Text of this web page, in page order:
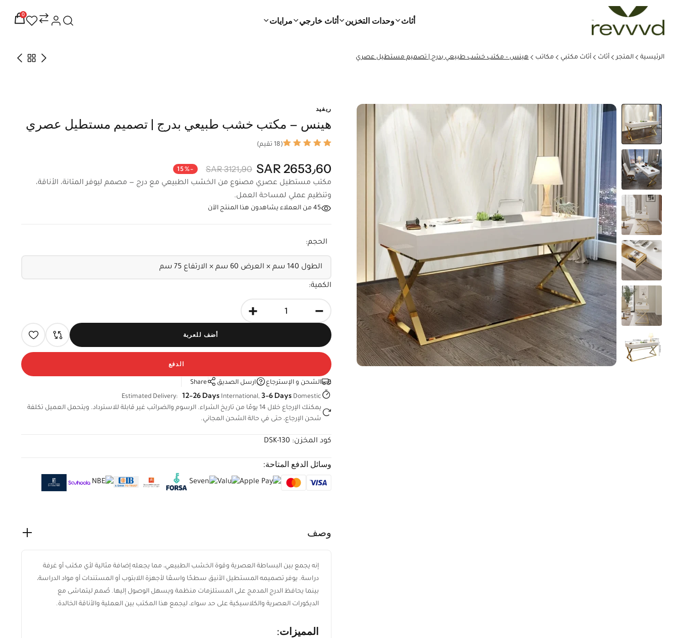
أثاث وحدات التخزين أثاث خارجي مرايات
0
الرئيسية المتجر أثاث أثاث مكتبي مكاتب هينس – مكتب خشب طبيعي بدرج | تصميم مستطيل عصري
ريفيد
هينس – مكتب خشب طبيعي بدرج | تصميم مستطيل عصري
(18 تقيم)
2653٫60 SAR 3121٫90 SAR -15%
مكتب مستطيل عصري مصنوع من الخشب الطبيعي مع درج — مصمم ليوفر المتانة، الأناقة،
وتنظيم عملي لمساحة العمل.
45 من العملاء يشاهدون هذا المنتج الآن
الحجم:
الكمية:
-
+
أضف للعربة
الدفع
الشحن و الإسترجاع ارسل الصديق
Share
Estimated Delivery: 12-26 Days International, 3-6 Days Domestic
يمكنك الإرجاع خلال 14 يومًا من تاريخ الشراء. الرسوم والضرائب غير قابلة للاسترداد. ويتحمل العميل تكلفة
شحن الإرجاع، حتى في حالة الشحن المجاني.
كود المخزن: DSK-130
وسائل الدفع المتاحة:
وصف
إنه يجمع بين البساطة العصرية وقوة الخشب الطبيعي، مما يجعله إضافة مثالية لأي مكتب أو غرفة
دراسة. يوفر تصميمه المستطيل الأنيق سطحًا واسعًا لأجهزة اللابتوب أو المستندات أو مواد الدراسة،
بينما يحافظ الدرج المدمج على المستلزمات منظمة ويسهل الوصول إليها. صُمم ليتماشى مع
الديكورات العصرية والكلاسيكية على حد سواء، ليجمع هذا المكتب بين العملية والأناقة الخالدة.
المميزات: